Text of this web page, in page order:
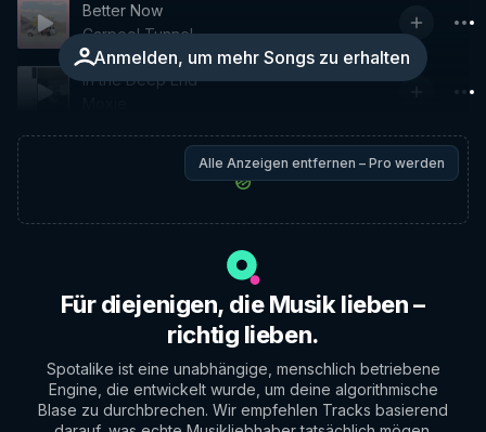
Anmelden, um mehr Songs zu erhalten
Better Now
Carpool Tunnel
In the Deep End
Alle Anzeigen entfernen – Pro werden
Für diejenigen, die Musik lieben –
richtig lieben.
Spotalike ist eine unabhängige, menschlich betriebene
Engine, die entwickelt wurde, um deine algorithmische
Blase zu durchbrechen. Wir empfehlen Tracks basierend